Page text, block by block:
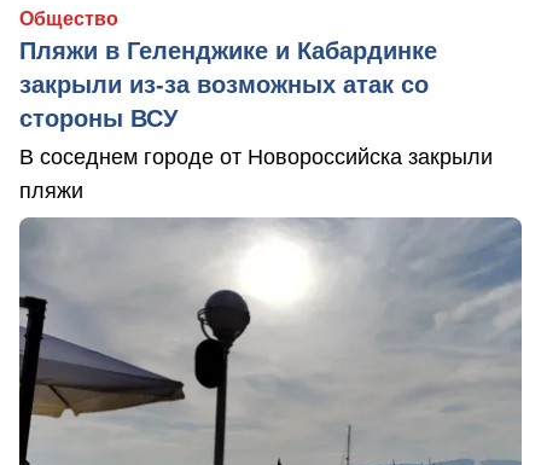
Общество
Пляжи в Геленджике и Кабардинке
закрыли из-за возможных атак со
стороны ВСУ
В соседнем городе от Новороссийска закрыли
пляжи